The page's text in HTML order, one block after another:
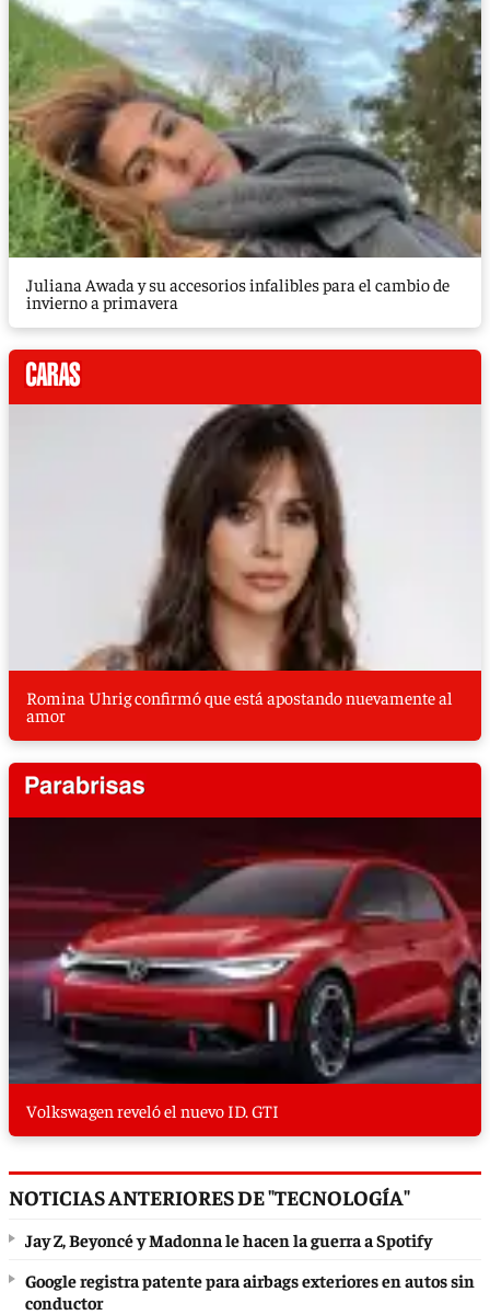
Juliana Awada y su accesorios infalibles para el cambio de
invierno a primavera
Romina Uhrig confirmó que está apostando nuevamente al
amor
Volkswagen reveló el nuevo ID. GTI
NOTICIAS ANTERIORES DE "TECNOLOGÍA"
Jay Z, Beyoncé y Madonna le hacen la guerra a Spotify
Google registra patente para airbags exteriores en autos sin
conductor